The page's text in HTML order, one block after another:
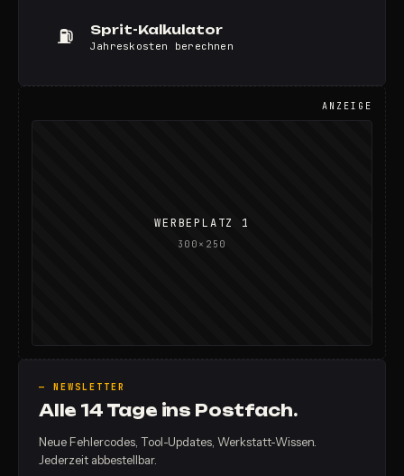
⛽ Sprit-Kalkulator
Jahreskosten berechnen
ANZEIGE
WERBEPLATZ 1
300×250
— NEWSLETTER
Alle 14 Tage ins Postfach.
Neue Fehlercodes, Tool-Updates, Werkstatt-Wissen.
Jederzeit abbestellbar.